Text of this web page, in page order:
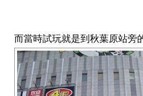
而當時試玩就是到秋葉原站旁